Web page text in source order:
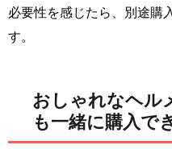
必要性を感じたら、別途購
す。
おしゃれなヘル
も一緒に購入で